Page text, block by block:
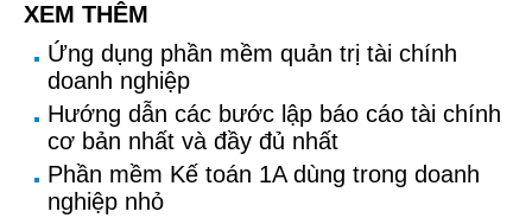
XEM THÊM
Ứng dụng phần mềm quản trị tài chính
doanh nghiệp
Hướng dẫn các bước lập báo cáo tài chính
cơ bản nhất và đầy đủ nhất
Phần mềm Kế toán 1A dùng trong doanh
nghiệp nhỏ